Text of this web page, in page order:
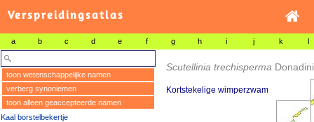
Verspreidingsatlas
a b c d e f g h i j k l
toon wetenschappelijke namen
verberg synoniemen
toon alleen geaccepteerde namen
Kaal borstelbekertje
Scutellinia trechisperma Donadini
Kortstekelige wimperzwam